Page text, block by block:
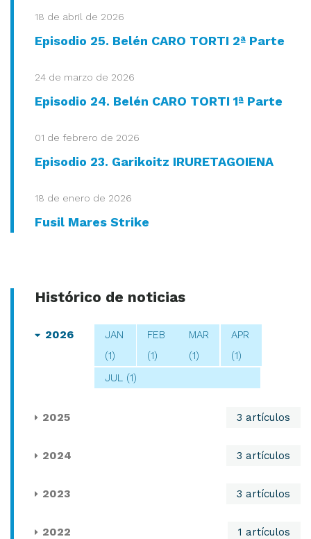
18 de abril de 2026
Episodio 25. Belén CARO TORTI 2ª Parte
24 de marzo de 2026
Episodio 24. Belén CARO TORTI 1ª Parte
01 de febrero de 2026
Episodio 23. Garikoitz IRURETAGOIENA
18 de enero de 2026
Fusil Mares Strike
Histórico de noticias
2026
JAN
(1)
FEB
(1)
MAR
(1)
APR
(1)
JUL (1)
2025 3 artículos
2024 3 artículos
2023 3 artículos
2022 1 artículos